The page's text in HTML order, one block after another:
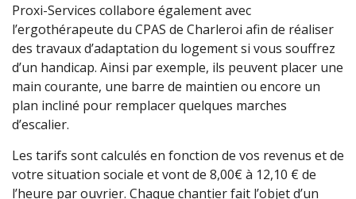
Proxi-Services collabore également avec
l’ergothérapeute du CPAS de Charleroi afin de réaliser
des travaux d’adaptation du logement si vous souffrez
d’un handicap. Ainsi par exemple, ils peuvent placer une
main courante, une barre de maintien ou encore un
plan incliné pour remplacer quelques marches
d’escalier.
Les tarifs sont calculés en fonction de vos revenus et de
votre situation sociale et vont de 8,00€ à 12,10 € de
l’heure par ouvrier. Chaque chantier fait l’objet d’un